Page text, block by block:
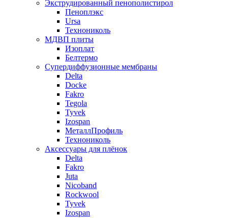
Экструдированный пенополистирол
Пеноплэкс
Ursa
Технониколь
МДВП плиты
Изоплат
Белтермо
Супердиффузионные мембраны
Delta
Docke
Fakro
Tegola
Tyvek
Izospan
МеталлПрофиль
Технониколь
Аксессуары для плёнок
Delta
Fakro
Juta
Nicoband
Rockwool
Tyvek
Izospan